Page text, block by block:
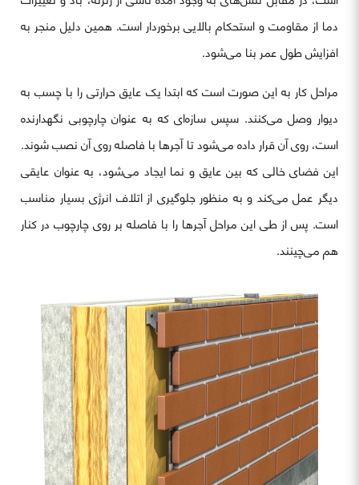
دما از مقاومت و استحکام بالایی برخوردار است. همین دلیل منجر به
افزایش طول عمر بنا می‌شود.
مراحل کار به این صورت است که ابتدا یک عایق حرارتی را با چسب به
دیوار وصل می‌کنند. سپس سازه‌ای که به عنوان چارچوبی نگهدارنده
است، روی آن قرار داده می‌شود تا آجرها با فاصله روی آن نصب شوند.
این فضای خالی که بین عایق و نما ایجاد می‌شود، به عنوان عایقی
دیگر عمل می‌کند و به منظور جلوگیری از اتلاف انرژی بسیار مناسب
است. پس از طی این مراحل آجرها را با فاصله بر روی چارچوب در کنار
هم می‌چینند.